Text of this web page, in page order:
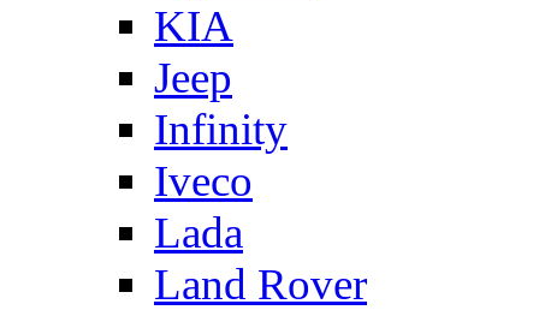
KIA
Jeep
Infinity
Iveco
Lada
Land Rover